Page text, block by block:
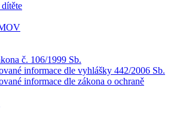
č. 106/1999 Sb.
informace dle vyhlášky 442/2006 Sb.
informace dle zákona o ochraně